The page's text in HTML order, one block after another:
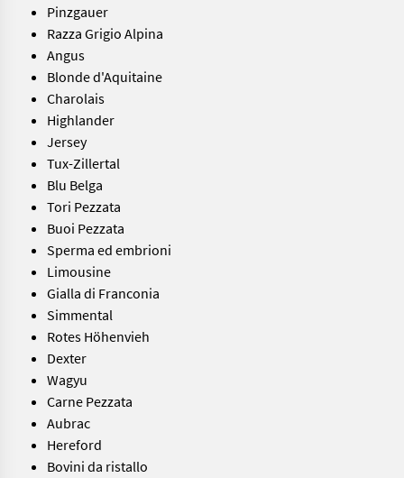
Pinzgauer
Razza Grigio Alpina
Angus
Blonde d'Aquitaine
Charolais
Highlander
Jersey
Tux-Zillertal
Blu Belga
Tori Pezzata
Buoi Pezzata
Sperma ed embrioni
Limousine
Gialla di Franconia
Simmental
Rotes Höhenvieh
Dexter
Wagyu
Carne Pezzata
Aubrac
Hereford
Bovini da ristallo